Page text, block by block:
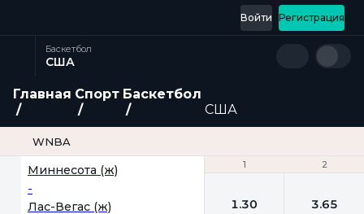
Регистрация
Войти
Баскетбол
США
Главная Спорт Баскетбол
США
WNBA
1 2
Миннесота (ж)
-
Лас-Вегас (ж)
1 2
1.30 3.65